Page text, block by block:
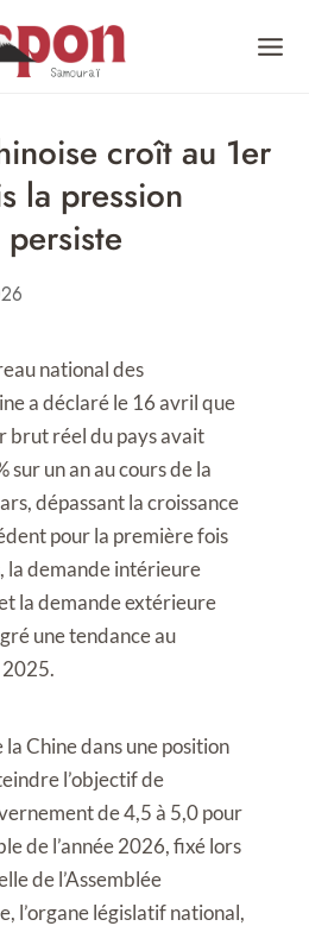
croît au 1er
la pression
national des
a déclaré le 16 avril que
brut réel du pays avait
sur un an au cours de la
dépassant la croissance
pour la première fois
la demande intérieure
la demande extérieure
une tendance au
Chine dans une position
l’objectif de
de 4,5 à 5,0 pour
de l’année 2026, fixé lors
de l’Assemblée
l’organe législatif national,